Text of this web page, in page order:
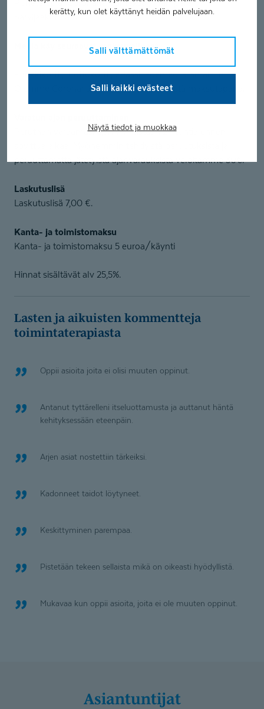
kerätty, kun olet käyttänyt heidän palvelujaan.
Salli välttämättömät
Salli kaikki evästeet
Näytä tiedot ja muokkaa
Puheterapia: Coronaria Contextia / Tampere
Sarvijaakonkatu
Meillä käy seuraavat maksuvälineet
Pankkikortti, luottokortti, ePassi, Edenred ja Smartum.
Olemme Coronarialla luopuneet käteisestä maksutapana.
Peruthan varaamasi ajan viimeistään 24 tuntia ennen
peruuttamatta jätetyistä ajanvarauksista veloitamme 30€.
Laskutuslisä
Laskutuslisä 7,00 €.
Kanta- ja toimistomaksu
Kanta- ja toimistomaksu 5 euroa/käynti
Hinnat sisältävät alv 25,5%.
Lasten ja aikuisten kommentteja
toimintate­rapiasta
Oppii asioita joita ei olisi muuten oppinut.
Antanut tyttärelleni itseluottamusta ja auttanut häntä
kehityksessään eteenpäin.
Arjen asiat nostettiin tärkeiksi.
Kadonneet taidot löytyneet.
Keskittyminen parempaa.
Pistetään tekeen sellaista mikä on oikeasti hyödyllistä.
Mukavaa kun oppii asioita, joita ei ole muuten oppinut.
Asiantuntijat